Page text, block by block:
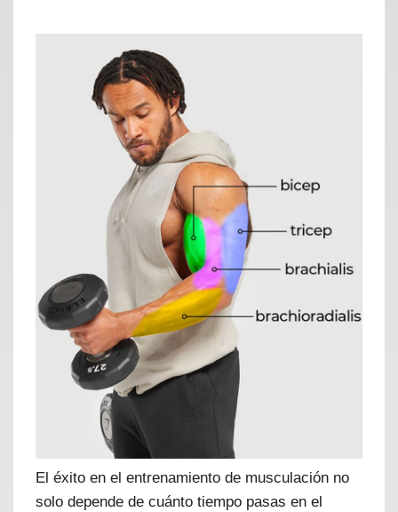
El éxito en el entrenamiento de musculación no
solo depende de cuánto tiempo pasas en el